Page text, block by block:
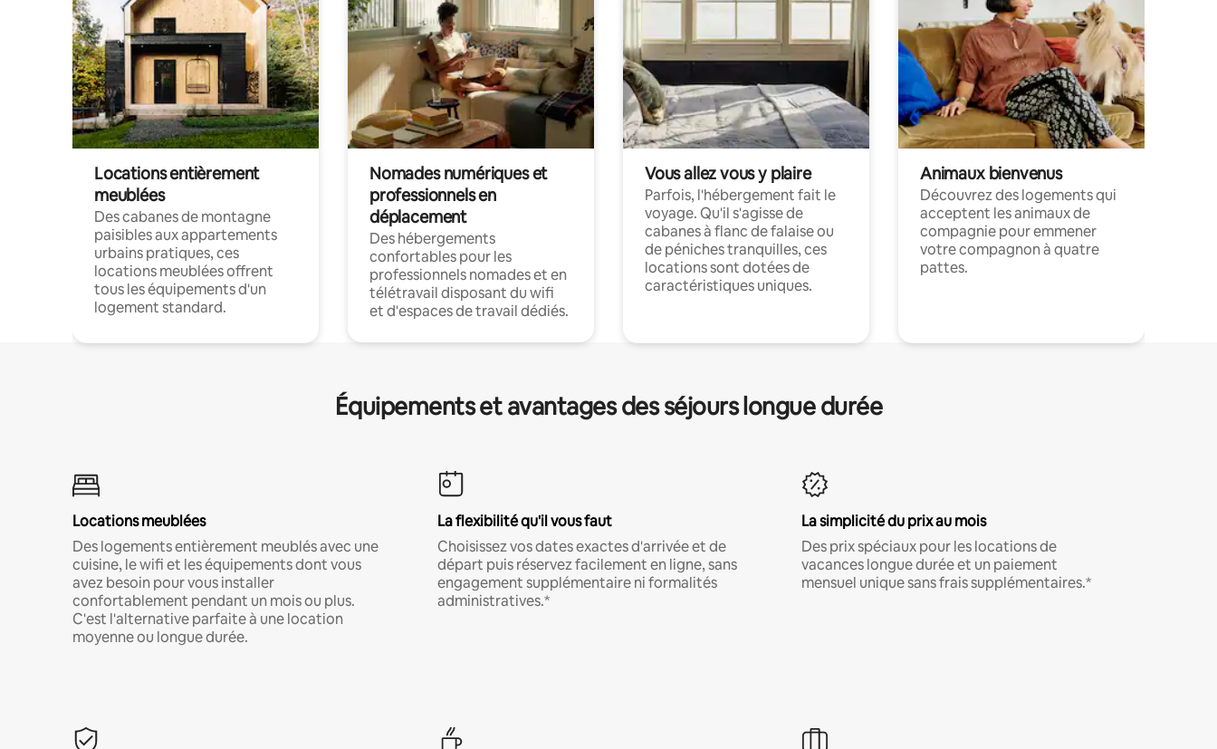
Locations entièrement
meublées
Des cabanes de montagne
paisibles aux appartements
urbains pratiques, ces
locations meublées offrent
tous les équipements d'un
logement standard.
Nomades numériques et
professionnels en
déplacement
Des hébergements
confortables pour les
professionnels nomades et en
télétravail disposant du wifi
et d'espaces de travail dédiés.
Vous allez vous y plaire
Parfois, l'hébergement fait le
voyage. Qu'il s'agisse de
cabanes à flanc de falaise ou
de péniches tranquilles, ces
locations sont dotées de
caractéristiques uniques.
Animaux bienvenus
Découvrez des logements qui
acceptent les animaux de
compagnie pour emmener
votre compagnon à quatre
pattes.
Équipements et avantages des séjours longue durée
Locations meublées
Des logements entièrement meublés avec une
cuisine, le wifi et les équipements dont vous
avez besoin pour vous installer
confortablement pendant un mois ou plus.
C'est l'alternative parfaite à une location
moyenne ou longue durée.
La flexibilité qu'il vous faut
Choisissez vos dates exactes d'arrivée et de
départ puis réservez facilement en ligne, sans
engagement supplémentaire ni formalités
administratives.*
La simplicité du prix au mois
Des prix spéciaux pour les locations de
vacances longue durée et un paiement
mensuel unique sans frais supplémentaires.*